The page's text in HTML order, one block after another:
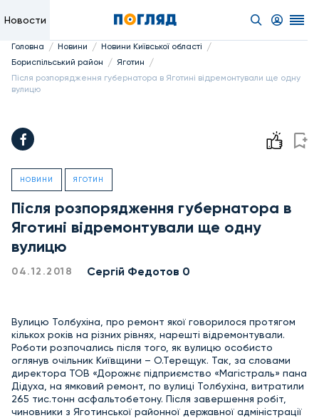
Новости
Головна / Новини / Новини Київської області /
Бориспільський район / Яготин /
Після розпорядження губернатора в Яготині відремонтували ще одну
вулицю
НОВИНИ ЯГОТИН
Після розпорядження губернатора в
Яготині відремонтували ще одну
вулицю
04.12.2018 Сергій Федотов 0
Вулицю Толбухіна, про ремонт якої говорилося протягом
кількох років на різних рівнях, нарешті відремонтували.
Роботи розпочались після того, як вулицю особисто
оглянув очільник Київщини – О.Терещук. Так, за словами
директора ТОВ «Дорожнє підприємство «Магістраль» пана
Дідуха, на ямковий ремонт, по вулиці Толбухіна, витратили
265 тис.тонн асфальтобетону. Після завершення робіт,
чиновники з Яготинської районної державної адміністрації